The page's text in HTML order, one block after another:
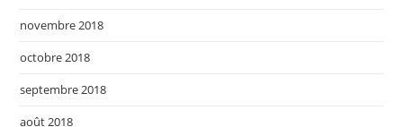
novembre 2018
octobre 2018
septembre 2018
août 2018